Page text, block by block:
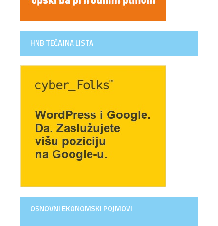
HNB TEČAJNA LISTA
OSNOVNI EKONOMSKI POJMOVI